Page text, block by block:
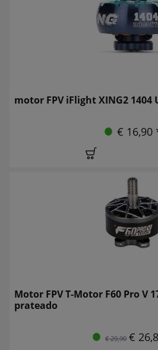
motor FPV iFlight XING2 1404
€ 16,90
Motor FPV T-Motor F60 Pro V
prateado
€ 29,90 €